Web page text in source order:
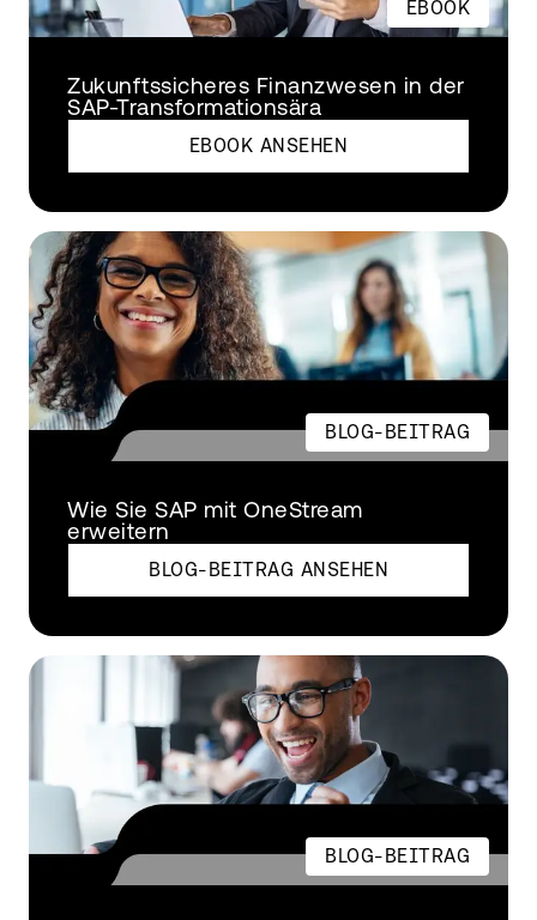
EBOOK
Zukunftssicheres Finanzwesen in der
SAP-Transformationsära
EBOOK ANSEHEN
BLOG-BEITRAG
Wie Sie SAP mit OneStream
erweitern
BLOG-BEITRAG ANSEHEN
BLOG-BEITRAG